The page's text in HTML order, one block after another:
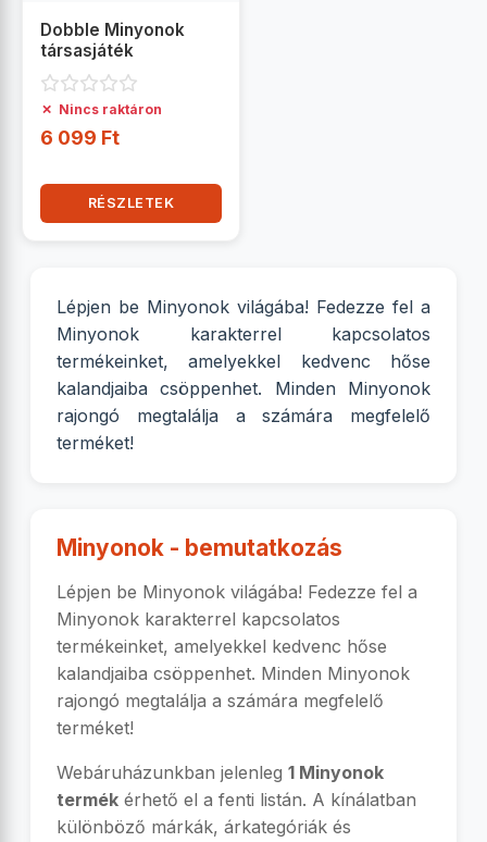
Dobble Minyonok
társasjáték
✗ Nincs raktáron
6 099 Ft
RÉSZLETEK
Lépjen be Minyonok világába! Fedezze fel a
Minyonok karakterrel kapcsolatos
termékeinket, amelyekkel kedvenc hőse
kalandjaiba csöppenhet. Minden Minyonok
rajongó megtalálja a számára megfelelő
terméket!
Minyonok - bemutatkozás
Lépjen be Minyonok világába! Fedezze fel a
Minyonok karakterrel kapcsolatos
termékeinket, amelyekkel kedvenc hőse
kalandjaiba csöppenhet. Minden Minyonok
rajongó megtalálja a számára megfelelő
terméket!
Webáruházunkban jelenleg 1 Minyonok
termék érhető el a fenti listán. A kínálatban
különböző márkák, árkategóriák és